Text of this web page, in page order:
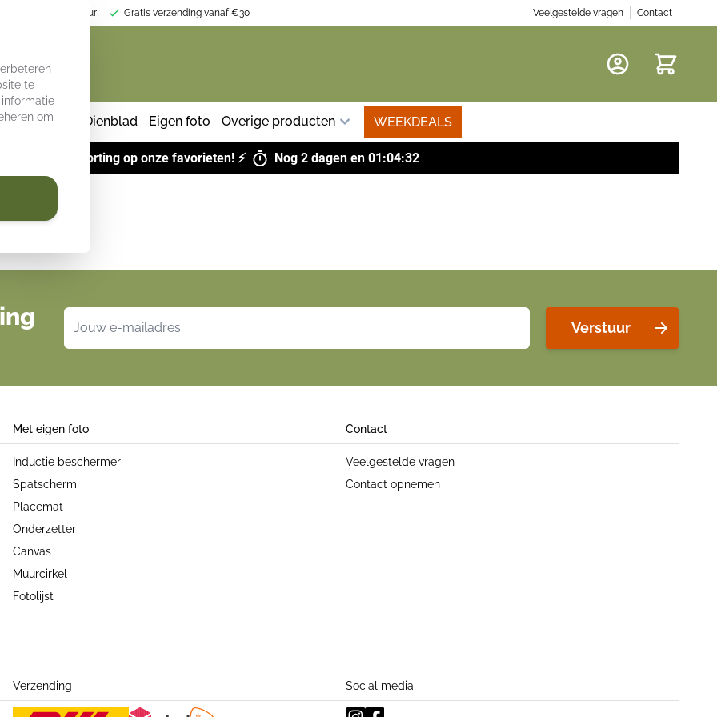
te
informatie
om
jouw keukeninterieur Gratis verzending vanaf €30 Veelgestelde vragen Contact
keuken Dienblad Eigen foto Overige producten WEEKDEALS
Tot 43% korting op onze favorieten! ⚡ Nog 2 dagen en 01:04:32
E-mailadres
Verstuur
Met eigen foto
Inductie beschermer
Spatscherm
Placemat
Onderzetter
Canvas
Muurcirkel
Fotolijst
Contact
Veelgestelde vragen
Contact opnemen
Verzending Social media